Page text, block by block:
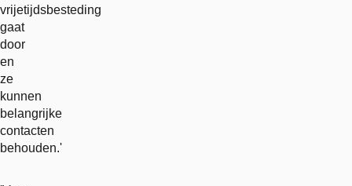
vrijetijdsbesteding
gaat
door
en
ze
kunnen
belangrijke
contacten
behouden.'